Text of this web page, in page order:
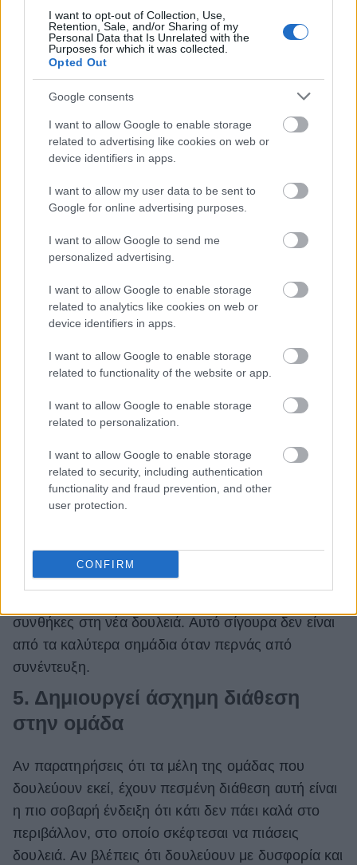
I want to opt-out of Collection, Use,
Retention, Sale, and/or Sharing of my
Personal Data that Is Unrelated with the
Purposes for which it was collected.
Opted Out
Google consents
I want to allow Google to enable storage
related to advertising like cookies on web or
device identifiers in apps.
I want to allow my user data to be sent to
Google for online advertising purposes.
I want to allow Google to send me
personalized advertising.
I want to allow Google to enable storage
related to analytics like cookies on web or
device identifiers in apps.
I want to allow Google to enable storage
related to functionality of the website or app.
I want to allow Google to enable storage
related to personalization.
I want to allow Google to enable storage
related to security, including authentication
functionality and fraud prevention, and other
user protection.
CONFIRM
4. Αρνείται να απαντήσει σε
συγκεκριμένες ερωτήσεις
αποφεύγει να απαντήσει σε συγκεκριμένες
ερωτήσεις, όπως γύρω από τον ακριβή μισθό, τότε
συνθήκες στη νέα δουλειά. Αυτό σίγουρα δεν είναι
από τα καλύτερα σημάδια όταν περνάς από
συνέντευξη.
5. Δημιουργεί άσχημη διάθεση
στην ομάδα
Αν παρατηρήσεις ότι τα μέλη της ομάδας που
δουλεύουν εκεί, έχουν πεσμένη διάθεση αυτή είναι
η πιο σοβαρή ένδειξη ότι κάτι δεν πάει καλά στο
περιβάλλον, στο οποίο σκέφτεσαι να πιάσεις
δουλειά. Αν βλέπεις ότι δουλεύουν με δυσφορία και